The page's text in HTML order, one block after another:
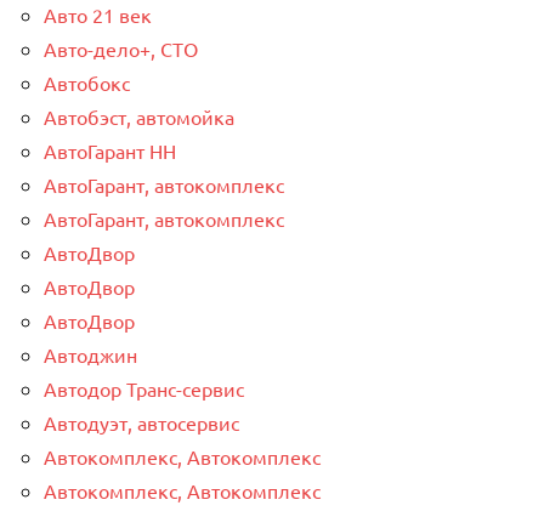
Авто 21 век
Авто-дело+, СТО
Автобокс
Автобэст, автомойка
АвтоГарант НН
АвтоГарант, автокомплекс
АвтоГарант, автокомплекс
АвтоДвор
АвтоДвор
АвтоДвор
Автоджин
Автодор Транс-сервис
Автодуэт, автосервис
Автокомплекс, Автокомплекс
Автокомплекс, Автокомплекс